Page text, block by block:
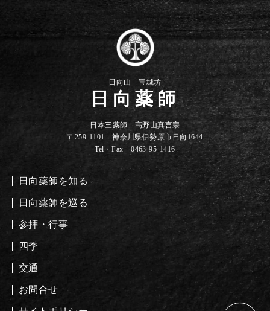
日向山 宝城坊
日向薬師
日本三薬師 高野山真言宗
〒259-1101 神奈川県伊勢原市日向1644
Tel・Fax 0463-95-1416
日向薬師を知る
日向薬師を巡る
参拝・行事
四季
交通
お問合せ